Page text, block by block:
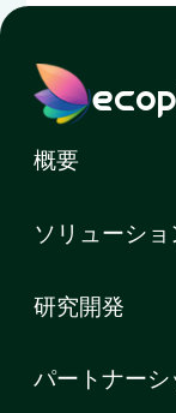
概要
ソリューショ
研究開発
パートナーシ